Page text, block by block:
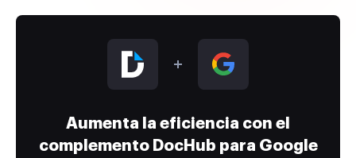
Aumenta la eficiencia con el
complemento DocHub para Google